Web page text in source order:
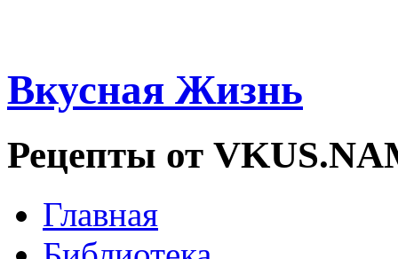
Вкусная Жизнь
Рецепты от
Главная